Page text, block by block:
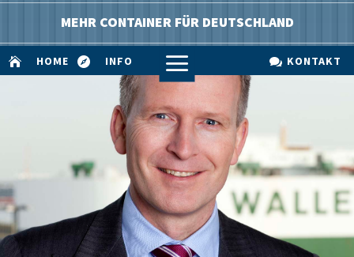
MEHR CONTAINER FÜR DEUTSCHLAND
 HOME  INFO a  KONTAKT